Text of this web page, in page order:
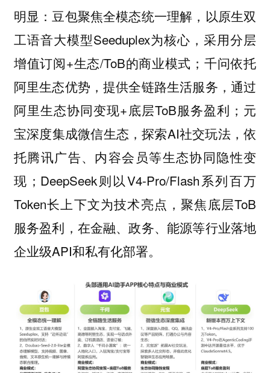
明显：豆包聚焦全模态统一理解，以原生双
工语音大模型Seeduplex为核心，采用分层
增值订阅+生态/ToB的商业模式；千问依托
阿里生态优势，提供全链路生活服务，通过
阿里生态协同变现+底层ToB服务盈利；元
宝深度集成微信生态，探索AI社交玩法，依
托腾讯广告、内容会员等生态协同隐性变
现；DeepSeek则以V4-Pro/Flash系列百万
Token长上下文为技术亮点，聚焦底层ToB
服务盈利，在金融、政务、能源等行业落地
企业级API和私有化部署。